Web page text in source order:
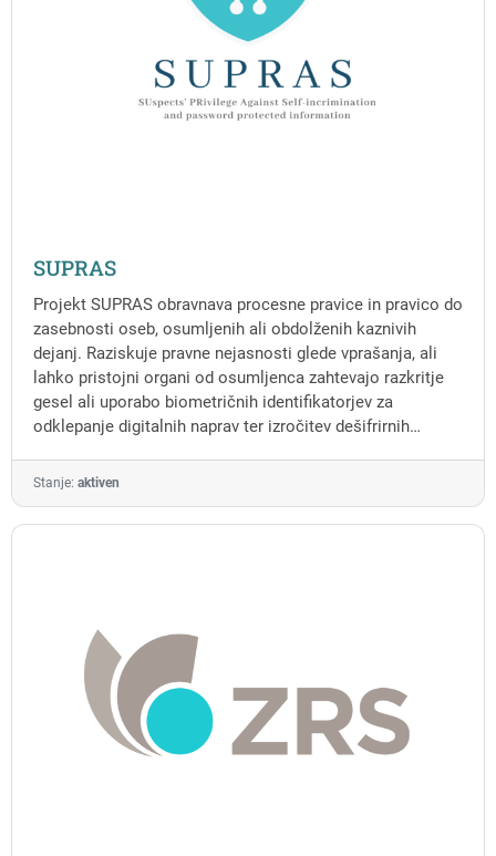
SUPRAS
Projekt SUPRAS obravnava procesne pravice in pravico do
zasebnosti oseb, osumljenih ali obdolženih kaznivih
dejanj. Raziskuje pravne nejasnosti glede vprašanja, ali
lahko pristojni organi od osumljenca zahtevajo razkritje
gesel ali uporabo biometričnih identifikatorjev za
odklepanje digitalnih naprav ter izročitev dešifrirnih
Stanje: aktiven